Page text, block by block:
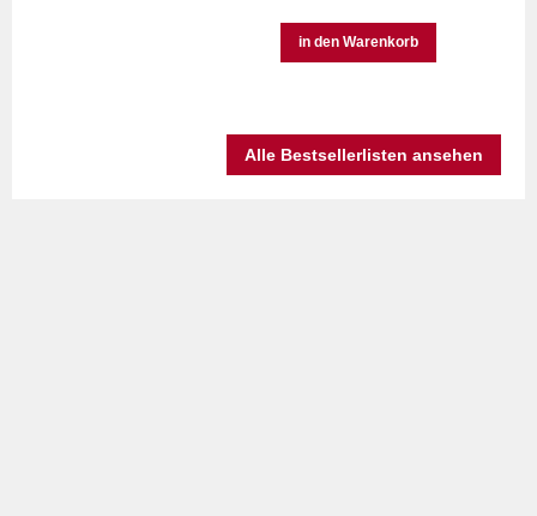
in den Warenkorb
Alle Bestsellerlisten ansehen